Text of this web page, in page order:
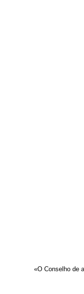
«O Conselho de